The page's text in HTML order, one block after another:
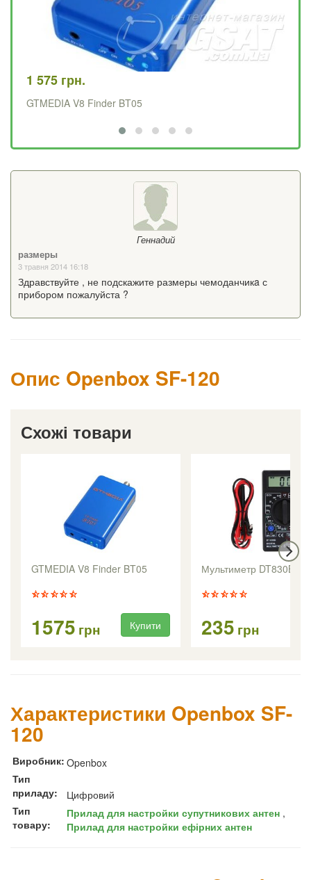
1 575 грн.
GTMEDIA V8 Finder BT05
Геннадий
размеры
3 травня 2014 16:18
Здравствуйте , не подскажите размеры чемоданчикa с
прибором пожалуйста ?
Опис Openbox SF-120
Схожі товари
GTMEDIA V8 Finder BT05
1575 грн Купити
Мультиметр DT830B
235 грн
Характеристики Openbox SF-
120
Виробник: Openbox
Тип
приладу:
Цифровий
Тип
товару:
Прилад для настройки супутникових антен ,
Прилад для настройки ефірних антен